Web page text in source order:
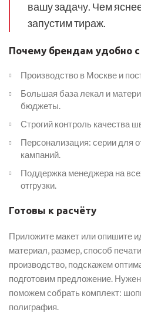
вашу задачу. Чем
запустим тираж.
Почему брендам удобно
Производство в Москве и
Большая база лекал и
бюджеты.
Строгий контроль качества
Персонализация: серии для
кампаний.
Поддержка менеджера на
отгрузки.
Готовы к расчёту
Приложите макет или опишите
материал, размер, способ
производство, подскажем
подготовим предложение.
поможем собрать комплект:
полиграфия.